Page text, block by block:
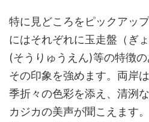
特に見どころをピックアッ
にはそれぞれに玉走盤（ぎ
(そうりゅうえん)等の特徴の
その印象を強めます。両岸
季折々の色彩を添え、清洌
カジカの美声が聞こえます